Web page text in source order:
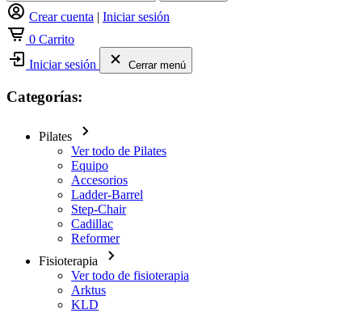
Crear cuenta | Iniciar sesión
0 Carrito
Iniciar sesión
Cerrar menú
Categorías:
Pilates
Ver todo de Pilates
Equipo
Accesorios
Ladder-Barrel
Step-Chair
Cadillac
Reformer
Fisioterapia
Ver todo de fisioterapia
Arktus
KLD